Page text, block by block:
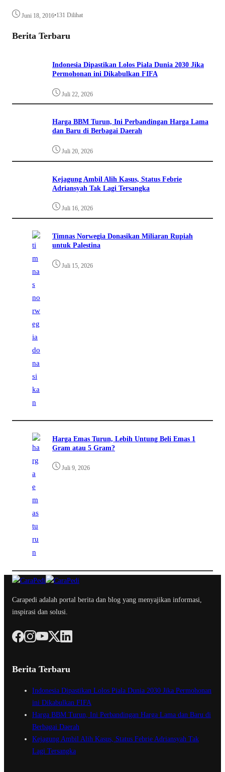
Juni 18, 2016•131 Dilihat
Berita Terbaru
Indonesia Dipastikan Lolos Piala Dunia 2030 Jika
Permohonan ini Dikabulkan FIFA
Juli 22, 2026
Harga BBM Turun, Ini Perbandingan Harga Lama
dan Baru di Berbagai Daerah
Juli 20, 2026
Kejagung Ambil Alih Kasus, Status Febrie
Adriansyah Tak Lagi Tersangka
Juli 16, 2026
Timnas Norwegia Donasikan Miliaran Rupiah
untuk Palestina
Juli 15, 2026
Harga Emas Turun, Lebih Untung Beli Emas 1
Gram atau 5 Gram?
Juli 9, 2026
Carapedi adalah portal berita dan blog yang menyajikan informasi,
inspirasi dan solusi.
Berita Terbaru
Indonesia Dipastikan Lolos Piala Dunia 2030 Jika Permohonan
ini Dikabulkan FIFA
Harga BBM Turun, Ini Perbandingan Harga Lama dan Baru di
Berbagai Daerah
Kejagung Ambil Alih Kasus, Status Febrie Adriansyah Tak
Lagi Tersangka